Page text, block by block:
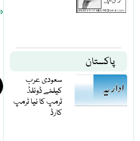
پاکستان
سعودی عرب
کیلئے ڈونلڈ
ٹرمپ کا نیا ٹرمپ
کارڈ